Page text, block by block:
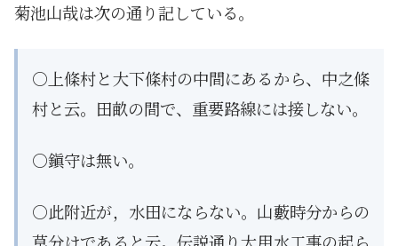
菊池山哉は次の通り記している。
○上條村と大下條村の中間にあるから、中之條
村と云。田畝の間で、重要路線には接しない。
○鎭守は無い。
○此附近が，水田にならない。山藪時分からの